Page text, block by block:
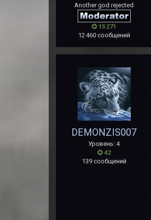
Another god rejected
15 271
12 460 сообщений
DEMONZIS007
Уровень: 4
42
139 сообщений